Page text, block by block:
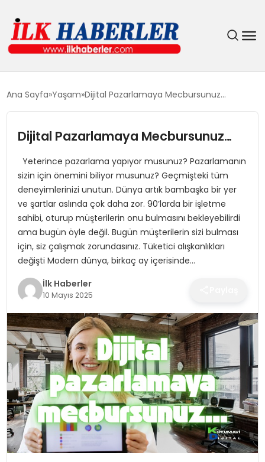
GÜNDEM
MAGAZIN
SIYASET
SPOR
YAŞAM
Ana Sayfa Yaşam Dijital Pazarlamaya Mecbursunuz…
Dijital Pazarlamaya Mecbursunuz…
Yeterince pazarlama yapıyor musunuz? Pazarlamanın
sizin için önemini biliyor musunuz? Geçmişteki tüm
deneyimlerinizi unutun. Dünya artık bambaşka bir yer
ve şartlar aslında çok daha zor. 90’larda bir işletme
sahibi, oturup müşterilerin onu bulmasını bekleyebilirdi
ama bugün öyle değil. Bugün müşterilerin sizi bulması
için, siz çalışmak zorundasınız. Tüketici alışkanlıkları
değişti Modern dünya, birkaç ay içerisinde…
İlk Haberler
10 Mayıs 2025